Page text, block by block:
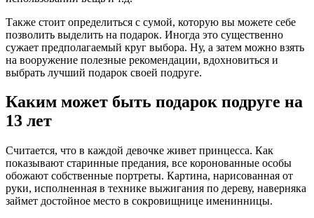
Также стоит определиться с сумой, которую вы можете себе
позволить выделить на подарок. Иногда это существенно
сужает предполагаемый круг выбора. Ну, а затем можно взять
на вооружение полезные рекомендации, вдохновиться и
выбрать лучший подарок своей подруге.
Каким может быть подарок подруге на
13 лет
Считается, что в каждой девочке живет принцесса. Как
показывают старинные предания, все коронованные особы
обожают собственные портреты. Картина, нарисованная от
руки, исполненная в технике выжигания по дереву, наверняка
займет достойное место в сокровищнице именинницы.